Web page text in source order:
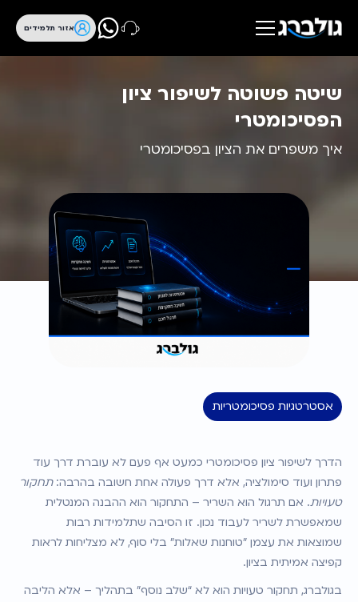
אזור תלמידים
שיטה פשוטה לשיפור ציון
הפסיכומטרי
איך משפרים את הציון בפסיכומטרי
אסטרטגיות פסיכומטריות
הדרך לשיפור ציון פסיכומטרי כמעט אף פעם לא עוברת דרך עוד
פתרון ועוד סימולציה, אלא דרך פעולה אחת חשובה בהרבה: תחקור
טעויות. אם תרגול הוא השריר – התחקור הוא ההבנה המנטלית
שמאפשרת לשריר לעבוד נכון. זו הסיבה שתלמידות רבות
שמוצאות את עצמן "טוחנות שאלות" בלי סוף, לא מצליחות לראות
קפיצה אמיתית בציון.
בגולברג, תחקור טעויות הוא לא “שלב נוסף” בתהליך – אלא הליבה